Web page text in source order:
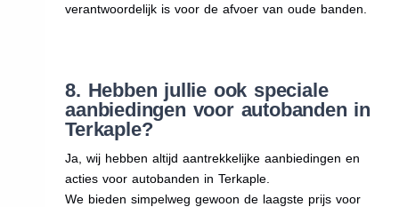
verantwoordelijk is voor de afvoer van oude banden.
8. Hebben jullie ook speciale
aanbiedingen voor autobanden in
Terkaple?
Ja, wij hebben altijd aantrekkelijke aanbiedingen en
acties voor autobanden in Terkaple.
We bieden simpelweg gewoon de laagste prijs voor